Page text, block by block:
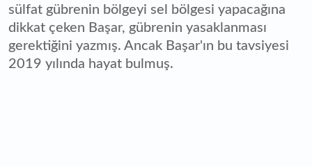
sülfat gübrenin bölgeyi sel bölgesi yapacağına
dikkat çeken Başar, gübrenin yasaklanması
gerektiğini yazmış. Ancak Başar'ın bu tavsiyesi
2019 yılında hayat bulmuş.